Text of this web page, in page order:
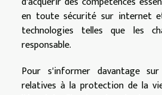
en toute sécurité sur internet
technologies telles que les
responsable.
Pour s'informer davantage
relatives à la protection de la